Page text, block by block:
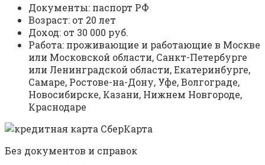
Документы: паспорт РФ
Возраст: от 20 лет
Доход: от 30 000 руб.
Работа: проживающие и работающие в Москве
или Московской области, Санкт-Петербурге
или Ленинградской области, Екатеринбурге,
Самаре, Ростове-на-Дону, Уфе, Волгограде,
Новосибирске, Казани, Нижнем Новгороде,
Краснодаре
Без документов и справок